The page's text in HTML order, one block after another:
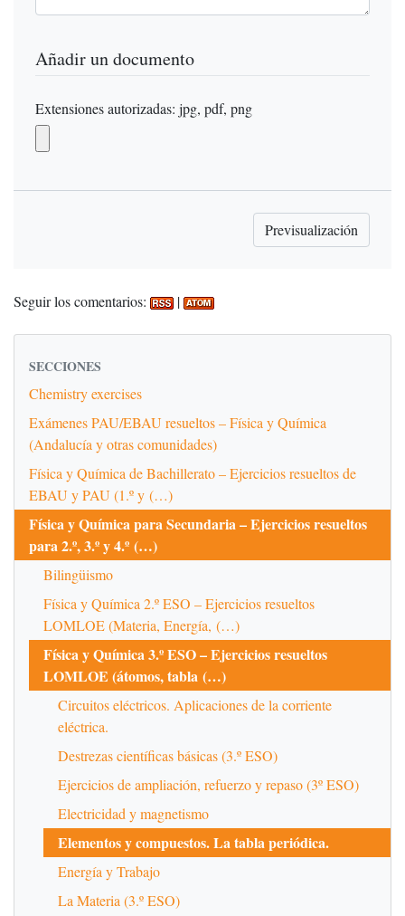
Añadir un documento
Extensiones autorizadas: jpg, pdf, png
Seguir los comentarios: |
SECCIONES
Chemistry exercises
Exámenes PAU/EBAU resueltos – Física y Química
(Andalucía y otras comunidades)
Física y Química de Bachillerato – Ejercicios resueltos de
EBAU y PAU (1.º y (…)
Física y Química para Secundaria – Ejercicios resueltos
para 2.º, 3.º y 4.º (…)
Bilingüismo
Física y Química 2.º ESO – Ejercicios resueltos
LOMLOE (Materia, Energía, (…)
Física y Química 3.º ESO – Ejercicios resueltos
LOMLOE (átomos, tabla (…)
Circuitos eléctricos. Aplicaciones de la corriente
eléctrica.
Destrezas científicas básicas (3.º ESO)
Ejercicios de ampliación, refuerzo y repaso (3º ESO)
Electricidad y magnetismo
Elementos y compuestos. La tabla periódica.
Energía y Trabajo
La Materia (3.º ESO)